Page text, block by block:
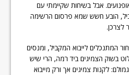
אבל בשיחות שקיימתי עם
הובע חשש שמא פרסום הרשימה
לצרכן.
המתנכלים לייבוא המקביל, ומנסים
בשוק הצמיגים ביד רמה, הרי שיש
לקנות צמיגים אך ורק מייבוא